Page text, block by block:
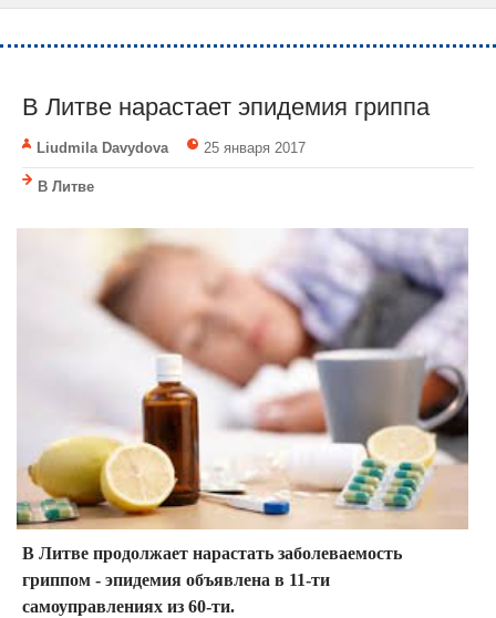
В Литве нарастает эпидемия гриппа
Liudmila Davydova 25 января 2017
В Литве
В Литве продолжает нарастать заболеваемость
гриппом - эпидемия объявлена в 11-ти
самоуправлениях из 60-ти.